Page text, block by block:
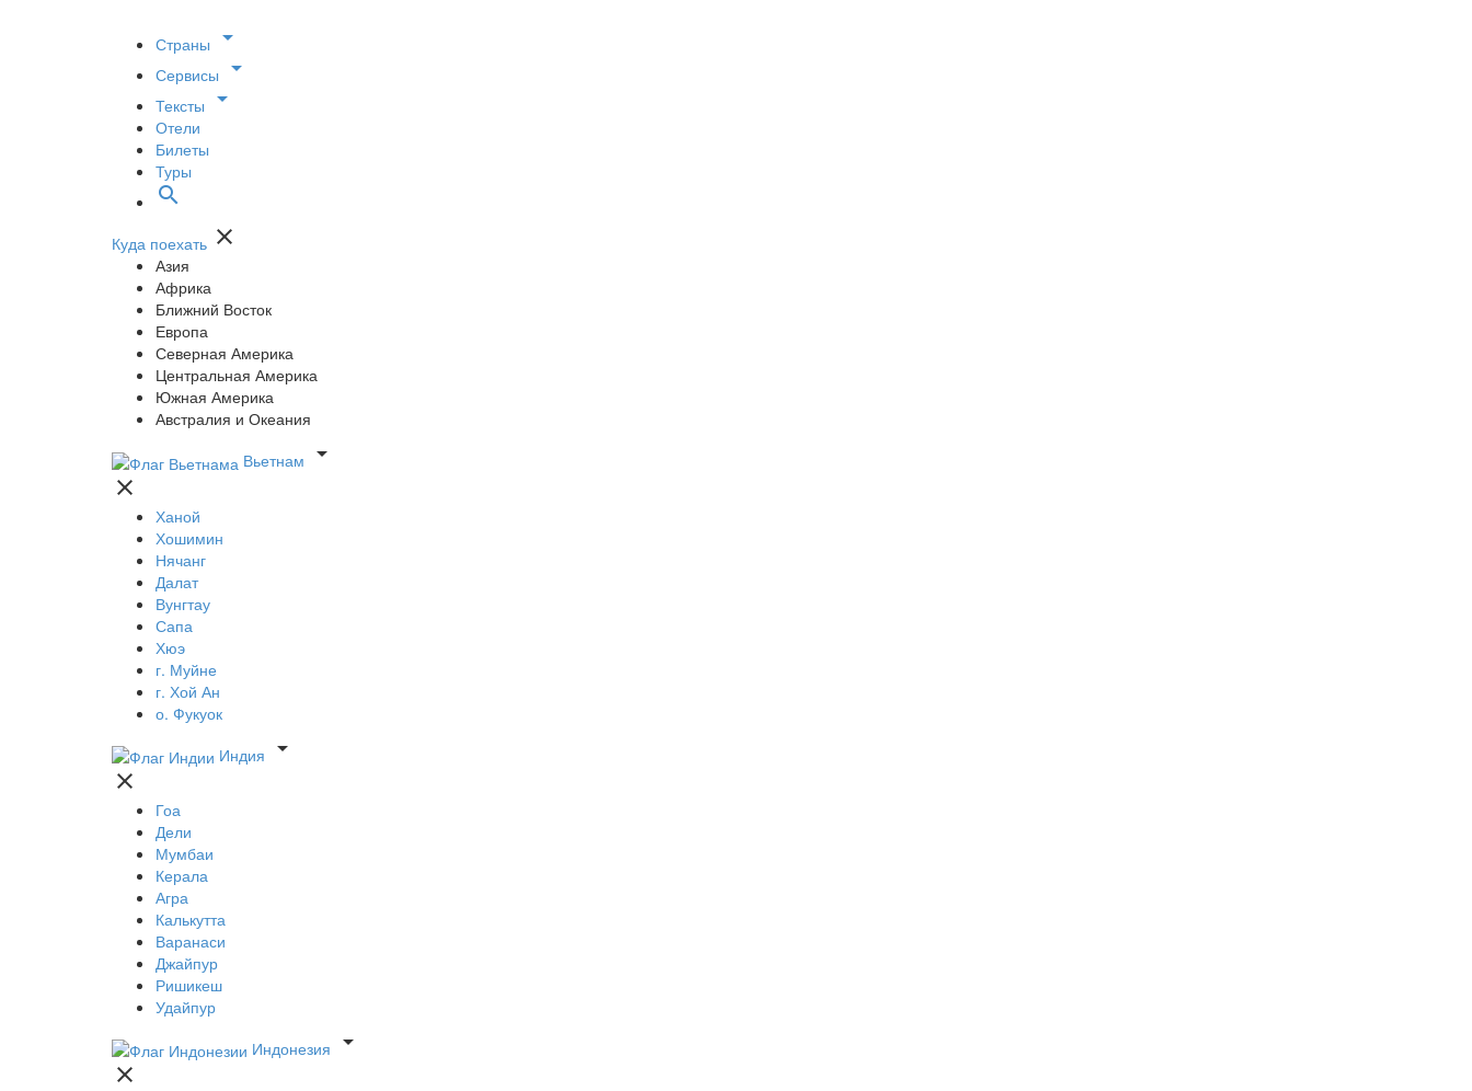
Страны 
Сервисы 
Тексты 
Отели
Билеты
Туры

Куда поехать 
Азия
Африка
Ближний Восток
Европа
Северная Америка
Центральная Америка
Южная Америка
Австралия и Океания
Вьетнам 

Ханой
Хошимин
Нячанг
Далат
Вунгтау
Сапа
Хюэ
г. Муйне
г. Хой Ан
о. Фукуок
Индия 

Гоа
Дели
Мумбаи
Керала
Агра
Калькутта
Варанаси
Джайпур
Ришикеш
Удайпур
Индонезия 
